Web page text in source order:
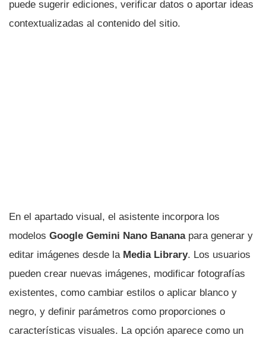
puede sugerir ediciones, verificar datos o aportar ideas
contextualizadas al contenido del sitio.
En el apartado visual, el asistente incorpora los
modelos Google Gemini Nano Bananapara generar y
editar imágenes desde la Media Library. Los usuarios
pueden crear nuevas imágenes, modificar fotografías
existentes, como cambiar estilos o aplicar blanco y
negro, y definir parámetros como proporciones o
características visuales. La opción aparece como un